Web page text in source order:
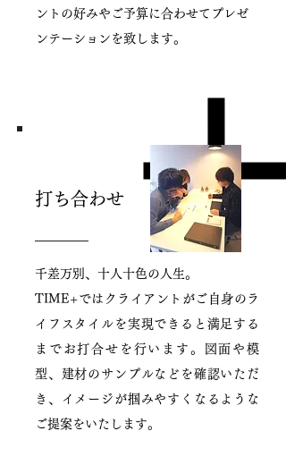
ントの好みやご予算に合わせてプレゼ
ンテーションを致します。
打ち合わせ
千差万別、十人十色の人生。
TIME+ではクライアントがご自身のラ
イフスタイルを実現できると満足する
までお打合せを行います。図面や模
型、建材のサンプルなどを確認いただ
き、イメージが掴みやすくなるような
ご提案をいたします。